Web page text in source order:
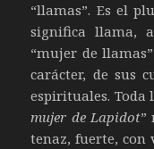
“llamas”. Es el
significa llama,
“mujer de
carácter, de sus
espirituales. Toda
mujer de Lapidot”
tenaz, fuerte, con